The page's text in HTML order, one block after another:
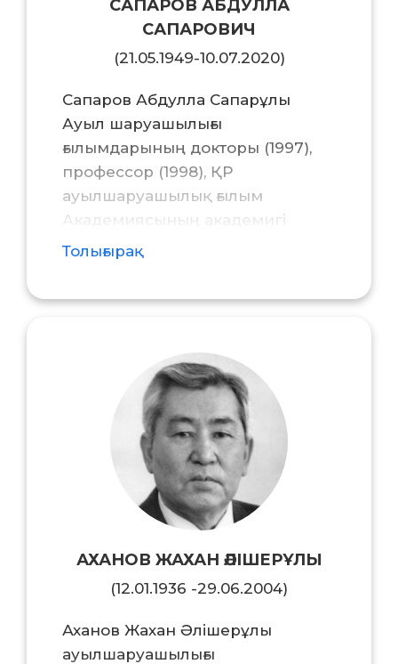
САПАРОВ АБДУЛЛА
САПАРОВИЧ
(21.05.1949-10.07.2020)
Сапаров Абдулла Сапарұлы
Ауыл шаруашылығы
ғылымдарының докторы (1997),
профессор (1998), ҚР
ауылшаруашылық ғылым
Академиясының академигі
(2009), ҚР ауылшаруашылық
құрметті ғылым докторы...
Толығырақ
АХАНОВ ЖАХАН ӘЛІШЕРҰЛЫ
(12.01.1936 -29.06.2004)
Аханов Жахан Әлішерұлы
ауылшаруашылығы